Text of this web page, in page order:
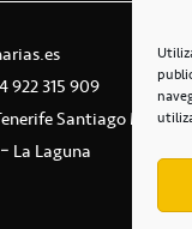
922 315 909
Santiago Martín
La Laguna